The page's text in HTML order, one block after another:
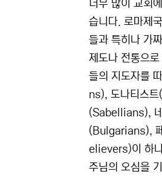
너무 많이 교회
습니다. 로마제
들과 특히나 가
제도나 전통으
들의 지도자를
ns), 도나티스
(Sabellians),
(Bulgarians),
elievers)이 하나
주님의 오심을